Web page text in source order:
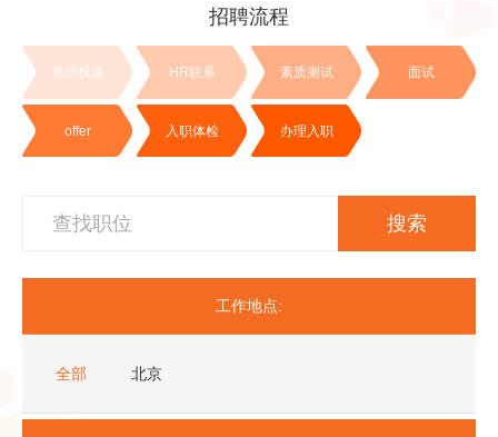
招聘流程
简历投递 HR联系 素质测试 面试
offer 入职体检 办理入职
搜索
工作地点:
全部 北京